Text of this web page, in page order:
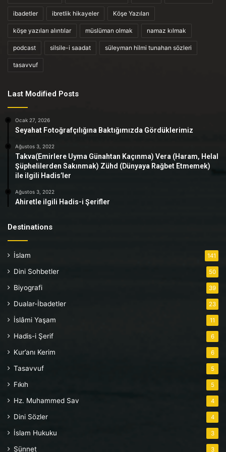
ibadetler ibretlik hikayeler Köşe Yazıları
köşe yazıları alıntılar müslüman olmak namaz kılmak
podcast silsile-i saadat süleyman hilmi tunahan sözleri
tasavvuf
Last Modified Posts
Ocak 27, 2026
Seyahat Fotoğrafçılığına Baktığımızda Gördüklerimiz
Ağustos 3, 2022
Takva(Emirlere Uyma Günahtan Kaçınma) Vera (Haram, Helal
Şüphelilerden Sakınmak) Zühd (Dünyaya Rağbet Etmemek)
ile ilgili Hadis’ler
Ağustos 3, 2022
Ahiretle ilgili Hadis-i Şerifler
Destinations
İslam 141
Dini Sohbetler 50
Biyografi 39
Dualar-İbadetler 23
İslâmi Yaşam 11
Hadis-i Şerif 6
Kur’anı Kerim 6
Tasavvuf 5
Fıkıh 5
Hz. Muhammed Sav 4
Dini Sözler 4
İslam Hukuku 3
Sünnet 3